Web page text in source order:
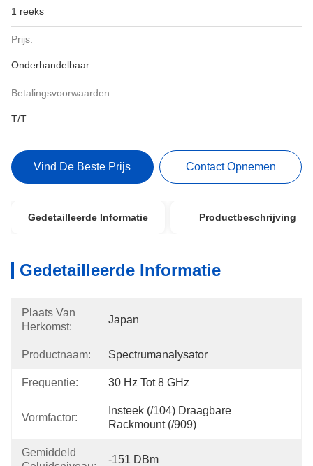
1 reeks
Prijs:
Onderhandelbaar
Betalingsvoorwaarden:
T/T
Vind De Beste Prijs Contact Opnemen
Gedetailleerde Informatie Productbeschrijving
Gedetailleerde Informatie
Plaats Van
Herkomst:
Japan
Productnaam: Spectrumanalysator
Frequentie: 30 Hz Tot 8 GHz
Vormfactor:
Insteek (/104) Draagbare
Rackmount (/909)
Gemiddeld
-151 DBm